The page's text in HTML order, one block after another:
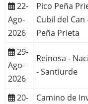
22-
Ago-
2026
Pico Peña
Cubil del
Peña Prieta
29-
Ago-
2026
Reinosa -
- Santiurde
20-
Camino de